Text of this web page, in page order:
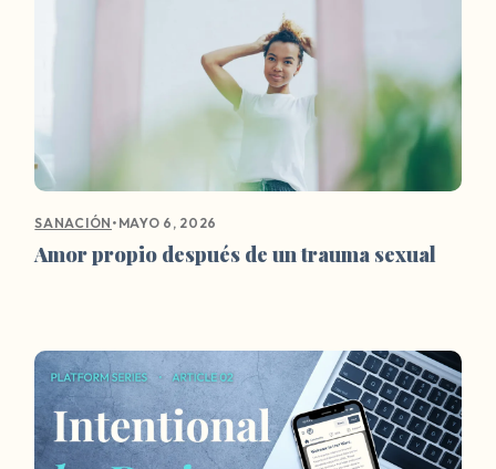
SANACIÓN • MAYO 6, 2026
Amor propio después de un trauma sexual